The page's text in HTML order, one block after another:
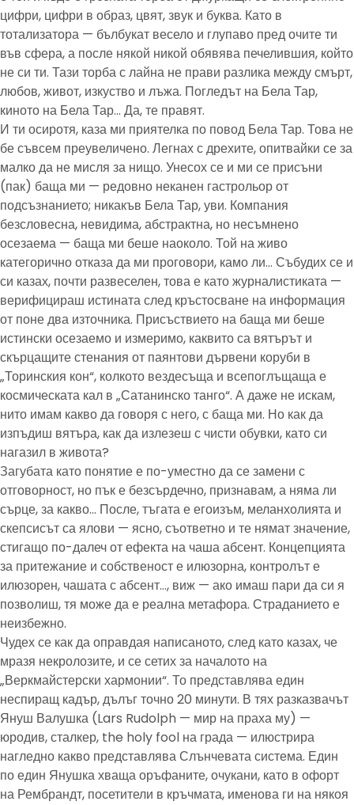
цифри, цифри в образ, цвят, звук и буква. Като в
тотализатора — бълбукат весело и глупаво пред очите ти
във сфера, а после някой никой обявява печелившия, който
не си ти. Тази торба с лайна не прави разлика между смърт,
любов, живот, изкуство и лъжа. Погледът на Бела Тар,
киното на Бела Тар… Да, те правят.
И ти осиротя, каза ми приятелка по повод Бела Тар. Това не
бе съвсем преувеличено. Легнах с дрехите, опитвайки се за
малко да не мисля за нищо. Унесох се и ми се присъни
(пак) баща ми — редовно неканен гастрольор от
подсъзнанието; никакъв Бела Тар, уви. Компания
безсловесна, невидима, абстрактна, но несъмнено
осезаема — баща ми беше наоколо. Той на живо
категорично отказа да ми проговори, камо ли… Събудих се и
си казах, почти развеселен, това е като журналистиката —
верифицираш истината след кръстосване на информация
от поне два източника. Присъствието на баща ми беше
истински осезаемо и измеримо, каквито са вятърът и
скърцащите стенания от паянтови дървени коруби в
„Торинския кон“, колкото вездесъща и всепоглъщаща е
космическата кал в „Сатанинско танго“. А даже не искам,
нито имам какво да говоря с него, с баща ми. Но как да
изпъдиш вятъра, как да излезеш с чисти обувки, като си
нагазил в живота?
Загубата като понятие е по-уместно да се замени с
отговорност, но пък е безсърдечно, признавам, а няма ли
сърце, за какво… После, тъгата е егоизъм, меланхолията и
скепсисът са ялови — ясно, съответно и те нямат значение,
стигащо по-далеч от ефекта на чаша абсент. Концепцията
за притежание и собственост е илюзорна, контролът е
илюзорен, чашата с абсент…, виж — ако имаш пари да си я
позволиш, тя може да е реална метафора. Страданието е
неизбежно.
Чудех се как да оправдая написаното, след като казах, че
мразя некролозите, и се сетих за началото на
„Веркмайстерски хармонии“. То представлява един
неспиращ кадър, дълъг точно 20 минути. В тях разказвачът
Януш Валушка (Lars Rudolph — мир на праха му) —
юродив, сталкер, the holy fool на града — илюстрира
нагледно какво представлява Слънчевата система. Един
по един Янушка хваща оръфаните, очукани, като в офорт
на Рембрандт, посетители в кръчмата, именова ги на някоя